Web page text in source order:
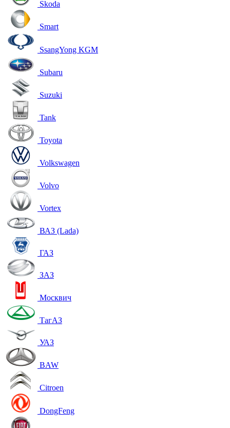
Skoda
Smart
SsangYong KGM
Subaru
Suzuki
Tank
Toyota
Volkswagen
Volvo
Vortex
ВАЗ (Lada)
ГАЗ
ЗАЗ
Москвич
ТагАЗ
УАЗ
BAW
Citroen
DongFeng